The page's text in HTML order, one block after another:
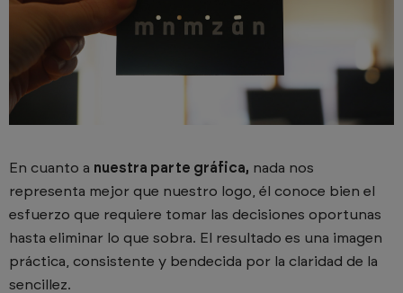
En cuanto a nuestra parte gráfica, nada nos
representa mejor que nuestro logo, él conoce bien el
esfuerzo que requiere tomar las decisiones oportunas
hasta eliminar lo que sobra. El resultado es una imagen
práctica, consistente y bendecida por la claridad de la
sencillez.